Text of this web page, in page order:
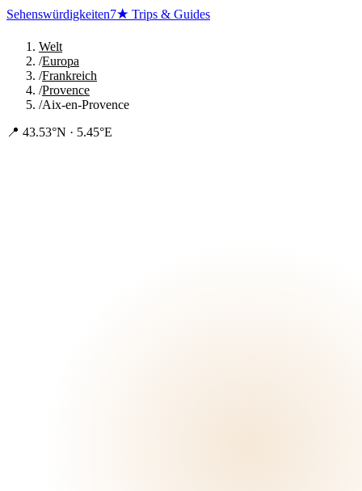
Sehenswürdigkeiten7★ Trips & Guides
Welt
/Europa
/Frankreich
/Provence
/Aix-en-Provence
📍 43.53°N · 5.45°E